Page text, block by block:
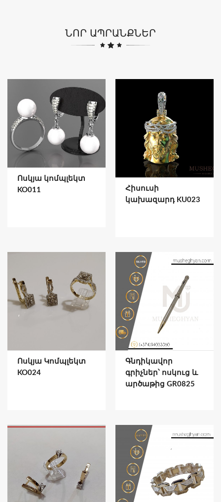
ՆՈՐ ԱՊՐԱՆՔՆԵՐ
Ոսկյա կոմպլեկտ
KO011
Հիսուսի
կախազարդ KU023
Ոսկյա Կոմպլեկտ
KO024
Գնդիկավոր
գրիչներ՝ ոսկուց և
արծաթից GR0825